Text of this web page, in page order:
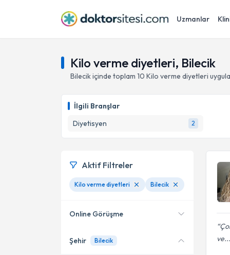
Uzmanlar
Kilo verme diyetleri, Bilecik
Bilecikiçinde toplam 10 Kilo verme diyetleri
İlgili Branşlar
Diyetisyen
2
ve...
Aktif Filtreler
Kilo verme diyetleri Bilecik
Online Görüşme
Online danışmanlık sunan
Şehir Bilecik